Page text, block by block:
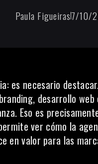
Paula Figueiras7/10/
es necesario
desarrollo
Eso es
ver cómo la
en valor para las